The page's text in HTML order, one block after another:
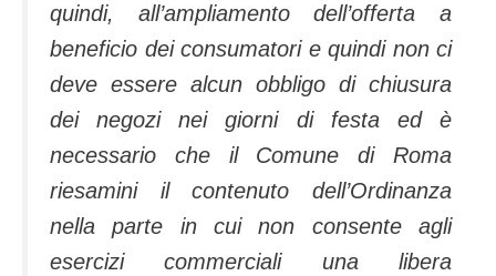
quindi, all’ampliamento dell’offerta a
beneficio dei consumatori e quindi non ci
deve essere alcun obbligo di chiusura
dei negozi nei giorni di festa ed è
necessario che il Comune di Roma
riesamini il contenuto dell’Ordinanza
nella parte in cui non consente agli
esercizi commerciali una libera